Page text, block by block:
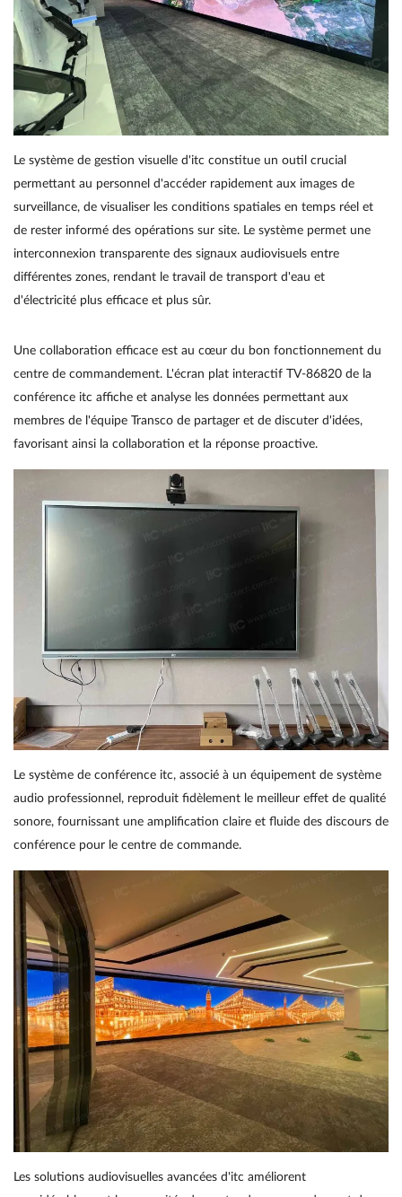
Le système de gestion visuelle d'itc constitue un outil crucial
permettant au personnel d'accéder rapidement aux images de
surveillance, de visualiser les conditions spatiales en temps réel et
de rester informé des opérations sur site. Le système permet une
interconnexion transparente des signaux audiovisuels entre
différentes zones, rendant le travail de transport d'eau et
d'électricité plus efficace et plus sûr.
Une collaboration efficace est au cœur du bon fonctionnement du
centre de commandement. L'écran plat interactif TV-86820 de la
conférence itc affiche et analyse les données permettant aux
membres de l'équipe Transco de partager et de discuter d'idées,
favorisant ainsi la collaboration et la réponse proactive.
Le système de conférence itc, associé à un équipement de système
audio professionnel, reproduit fidèlement le meilleur effet de qualité
sonore, fournissant une amplification claire et fluide des discours de
conférence pour le centre de commande.
Les solutions audiovisuelles avancées d'itc améliorent